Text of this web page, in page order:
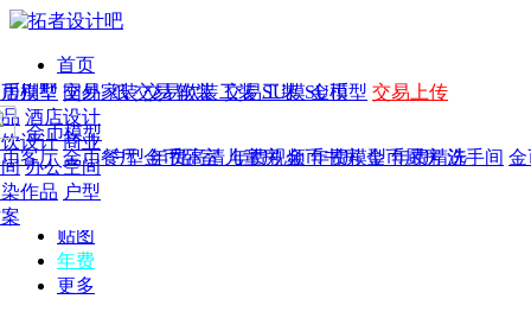
首页
发现
年费 作品 图纸 交易 软装 工装 SU模 金币
年费版块
费图纸 年费户型 年费高清 年费视频 年费模型 年费精选
作品
别墅 国外
酒店设计
设计 商业
办公空间
作品 户型
模型
模型 交易家装 交易软装 交易工装 SU模型 交易上传
金币模型
客厅 金币餐厅 金币卧室 儿童房 金币书房 金币厨房 洗手间 金
CAD
概念
贴图
年费
更多